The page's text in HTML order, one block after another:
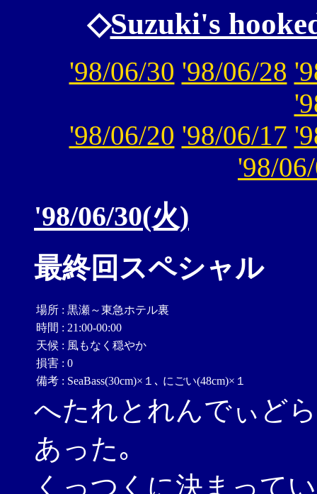
◇Suzuki's
'98/06/30 '98/06/28
'98/06/20 '98/06/17
'98/
'98/06/30(火)
最終回スペシャル
場所 : 黒瀬～東急ホテル裏
時間 : 21:00-00:00
天候 : 風もなく穏やか
損害 : 0
備考 : SeaBass(30cm)×１､ にごい(48cm)×１
へたれとれんでぃど
あった｡
くっつくに決まって